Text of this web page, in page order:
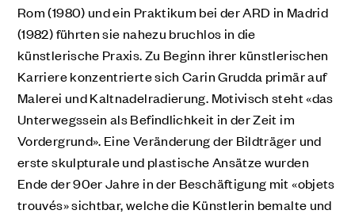
Rom (1980) und ein Praktikum bei der ARD in Madrid
(1982) führten sie nahezu bruchlos in die
künstlerische Praxis. Zu Beginn ihrer künstlerischen
Karriere konzentrierte sich Carin Grudda primär auf
Malerei und Kaltnadelradierung. Motivisch steht «das
Unterwegssein als Befindlichkeit in der Zeit im
Vordergrund». Eine Veränderung der Bildträger und
erste skulpturale und plastische Ansätze wurden
Ende der 90er Jahre in der Beschäftigung mit «objets
trouvés» sichtbar, welche die Künstlerin bemalte und